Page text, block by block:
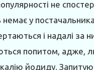
не
немає у
і надалі за
попитом, адже,
йодиду.